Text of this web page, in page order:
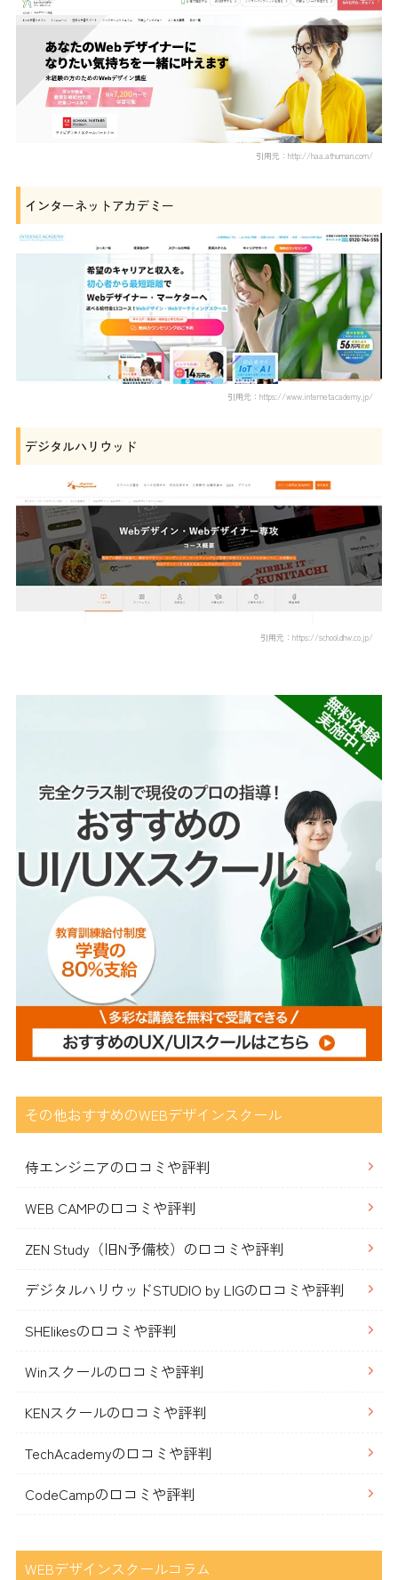
引用元：http://haa.athuman.com/
インターネットアカデミー
引用元：https://www.internetacademy.jp/
デジタルハリウッド
引用元：https://school.dhw.co.jp/
その他おすすめのWEBデザインスクール
侍エンジニアの口コミや評判
WEB CAMPの口コミや評判
ZEN Study（旧N予備校）の口コミや評判
デジタルハリウッドSTUDIO by LIGの口コミや評判
SHElikesの口コミや評判
Winスクールの口コミや評判
KENスクールの口コミや評判
TechAcademyの口コミや評判
CodeCampの口コミや評判
WEBデザインスクールコラム